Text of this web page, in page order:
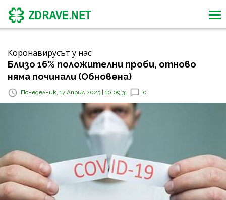
Коронавирусът у нас:
Близо 16% положителни проби, отново
няма починали (Обновена)
Понеделник, 17 Април 2023 | 10:09:31 0